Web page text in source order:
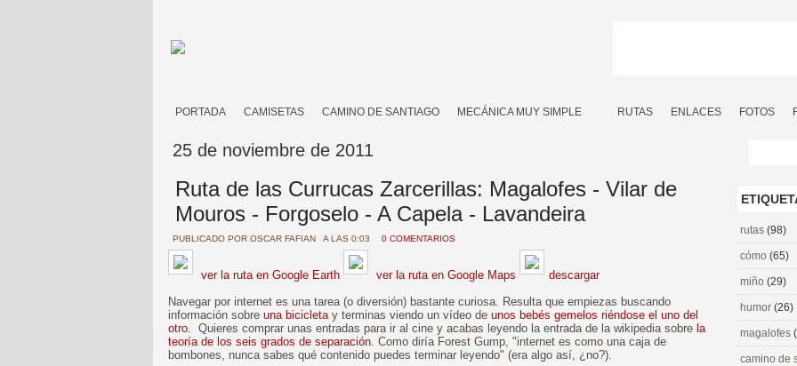
PORTADA CAMISETAS CAMINO DE SANTIAGO MECÁNICA MUY SIMPLE RUTAS ENLACES FOTOS
25 de noviembre de 2011
Ruta de las Currucas Zarcerillas: Magalofes - Vilar de
Mouros - Forgoselo - A Capela - Lavandeira
PUBLICADO POR OSCAR FAFIAN A LAS 0:03 0 COMENTARIOS
ver la ruta en Google Earth ver la ruta en Google Maps
descargar
Navegar por internet es una tarea (o diversión) bastante curiosa. Resulta que empiezas buscando
información sobre una bicicletay terminas viendo un vídeo de unos bebés gemelos riéndose el uno del
otro. Quieres comprar unas entradas para ir al cine y acabas leyendo la entrada de la wikipedia sobre la
teoría de los seis grados de separación. Como diría Forest Gump, "internet es como una caja de
bombones, nunca sabes qué contenido puedes terminar leyendo" (era algo así, ¿no?).
rutas (98)
cómo (65)
miño (29)
humor (26)
magalofes
camino de